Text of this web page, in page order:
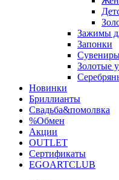
Зажимы
Запонки
Золотые
Новинки
Бриллианты
Свадьба&помолвка
%Обмен
Акции
OUTLET
Сертификаты
EGOARTCLUB